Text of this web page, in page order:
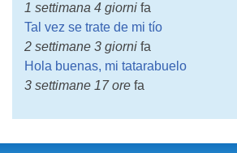
1 settimana 4 giorni fa
Tal vez se trate de mi tío
2 settimane 3 giorni fa
Hola buenas, mi tatarabuelo
3 settimane 17 ore fa